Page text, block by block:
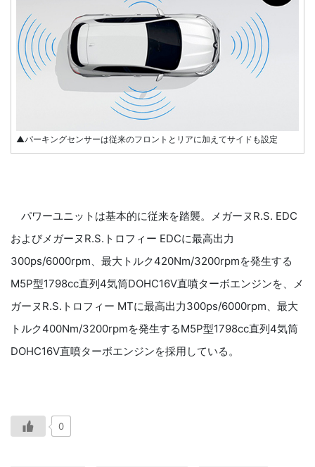
▲パーキングセンサーは従来のフロントとリアに加えてサイドも設定
パワーユニットは基本的に従来を踏襲。メガーヌR.S. EDC
およびメガーヌR.S.トロフィー EDCに最高出力
300ps/6000rpm、最大トルク420Nm/3200rpmを発生する
M5P型1798cc直列4気筒DOHC16V直噴ターボエンジンを、メ
ガーヌR.S.トロフィー MTに最高出力300ps/6000rpm、最大
トルク400Nm/3200rpmを発生するM5P型1798cc直列4気筒
DOHC16V直噴ターボエンジンを採用している。
0